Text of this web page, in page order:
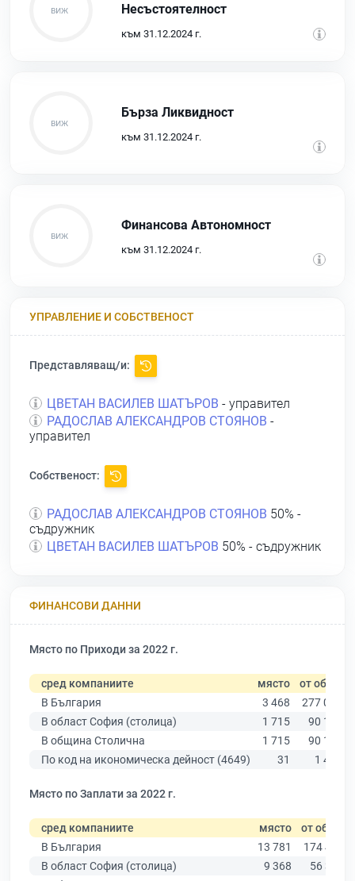
Несъстоятелност
към 31.12.2024 г.
Бърза Ликвидност
към 31.12.2024 г.
Финансова Автономност
към 31.12.2024 г.
УПРАВЛЕНИЕ И СОБСТВЕНОСТ
Представляващ/и:
ЦВЕТАН ВАСИЛЕВ ШАТЪРОВ - управител
РАДОСЛАВ АЛЕКСАНДРОВ СТОЯНОВ -
управител
Собственост:
РАДОСЛАВ АЛЕКСАНДРОВ СТОЯНОВ 50% -
съдружник
ЦВЕТАН ВАСИЛЕВ ШАТЪРОВ 50% - съдружник
ФИНАНСОВИ ДАННИ
Място по Приходи за 2022 г.
сред компаниите място от общо
В България
3 468
277 019
В област София (столица)
1 715
90 178
В община Столична
1 715
90 178
По код на икономическа дейност (4649)
31 1 440
Място по Заплати за 2022 г.
сред компаниите място от общо
В България
13 781
174 403
В област София (столица)
9 368
56 378